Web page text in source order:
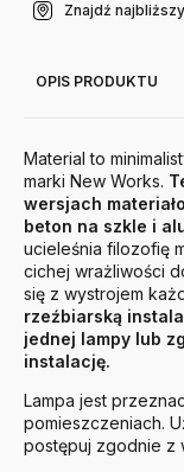
Znajdź
OPIS PRODUKTU
Material to
marki New Works.
wersjach
beton na szkle i
ucieleśnia filozofię
cichej wrażliwości
się z wystrojem
rzeźbiarską
jednej lampy lub
instalację.
Lampa jest
pomieszczeniach.
postępuj zgodnie z